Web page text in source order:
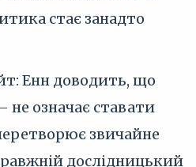
стає занадто
Енн доводить, що
означає ставати
звичайне
дослідницький